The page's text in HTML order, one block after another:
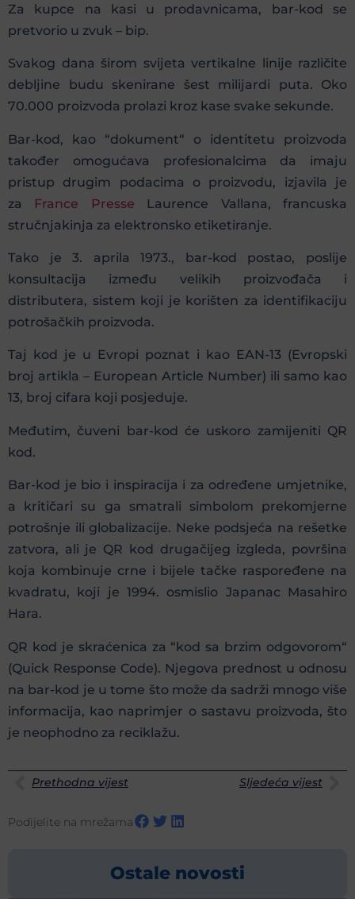
Za kupce na kasi u prodavnicama, bar-kod se
pretvorio u zvuk – bip.
Svakog dana širom svijeta vertikalne linije različite
debljine budu skenirane šest milijardi puta. Oko
70.000 proizvoda prolazi kroz kase svake sekunde.
Bar-kod, kao “dokument“ o identitetu proizvoda
također omogućava profesionalcima da imaju
pristup drugim podacima o proizvodu, izjavila je
za France Presse Laurence Vallana, francuska
stručnjakinja za elektronsko etiketiranje.
Tako je 3. aprila 1973., bar-kod postao, poslije
konsultacija između velikih proizvođača i
distributera, sistem koji je korišten za identifikaciju
potrošačkih proizvoda.
Taj kod je u Evropi poznat i kao EAN-13 (Evropski
broj artikla – European Article Number) ili samo kao
13, broj cifara koji posjeduje.
Međutim, čuveni bar-kod će uskoro zamijeniti QR
kod.
Bar-kod je bio i inspiracija i za određene umjetnike,
a kritičari su ga smatrali simbolom prekomjerne
potrošnje ili globalizacije. Neke podsjeća na rešetke
zatvora, ali je QR kod drugačijeg izgleda, površina
koja kombinuje crne i bijele tačke raspoređene na
kvadratu, koji je 1994. osmislio Japanac Masahiro
Hara.
QR kod je skraćenica za “kod sa brzim odgovorom“
(Quick Response Code). Njegova prednost u odnosu
na bar-kod je u tome što može da sadrži mnogo više
informacija, kao naprimjer o sastavu proizvoda, što
je neophodno za reciklažu.
Prethodna vijest Sljedeća vijest
Podijelite na mrežama
Ostale novosti